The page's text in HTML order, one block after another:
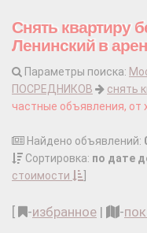
Снять квартиру
Ленинский в
Параметры поиска:
ПОСРЕДНИКОВ
снять
частные объявления, от
Найдено объявлений:
Сортировка: по дате
стоимости
-избранное | -